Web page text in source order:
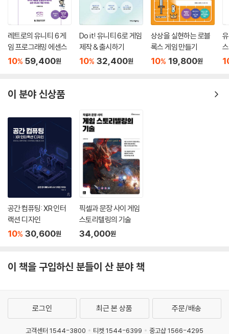
레트로의 유니티 6 게
임 프로그래밍 에센스
10% 59,400원
Do it! 유니티 6로 게임
제작 & 출시하기
10% 32,400원
상상을 실현하는 로블
록스 게임 만들기
10% 19,800원
이 분야 신상품
공간 컴퓨팅: XR 인터
랙션 디자인
10% 30,600원
픽셀과 문장 사이 게임
스토리텔링의 기술
34,000원
이 책을 구입하신 분들이 산 분야 책
로그인 최근 본 상품 주문/배송
고객센터 1544-3800 티켓 1544-6399 중고샵 1566-4295